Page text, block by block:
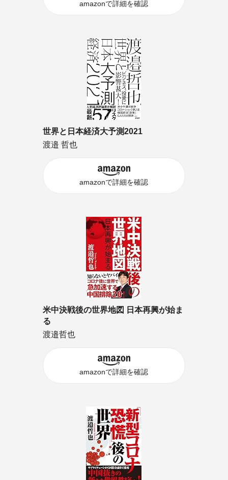
amazonで詳細を確認
世界と日本経済大予測2021
渡邉 哲也
amazonで詳細を確認
米中決戦後の世界地図 日本再興が始ま
る
渡邉哲也
amazonで詳細を確認